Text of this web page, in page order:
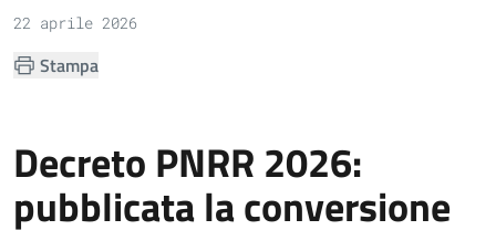
22 aprile 2026
Stampa
Decreto PNRR 2026:
pubblicata la conversione